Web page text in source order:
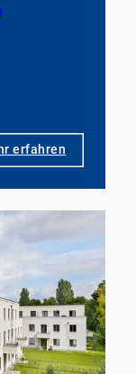
erfahren